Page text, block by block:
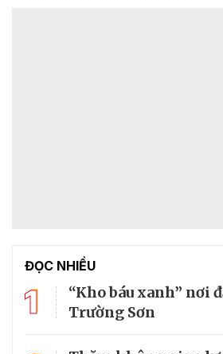
ĐỌC NHIỀU
1
“Kho báu xanh” nơi
Trường Sơn